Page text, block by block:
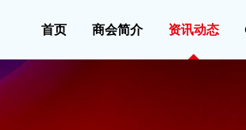
首页 商会简介 资讯动态